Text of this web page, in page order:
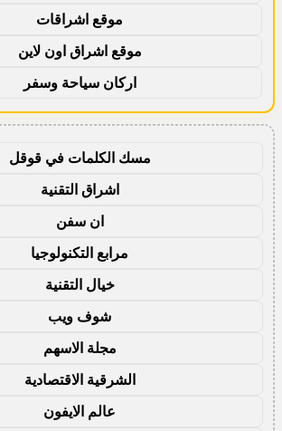
موقع اشراقات
موقع اشراق اون لاين
اركان سياحة وسفر
مسك الكلمات في قوقل
اشراق التقنية
ان سفن
مرابع التكنولوجيا
خيال التقنية
شوف ويب
مجلة الاسهم
الشرقية الاقتصادية
عالم الايفون